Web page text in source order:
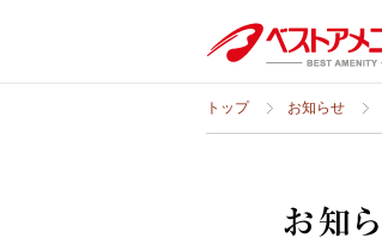
トップ お知らせ